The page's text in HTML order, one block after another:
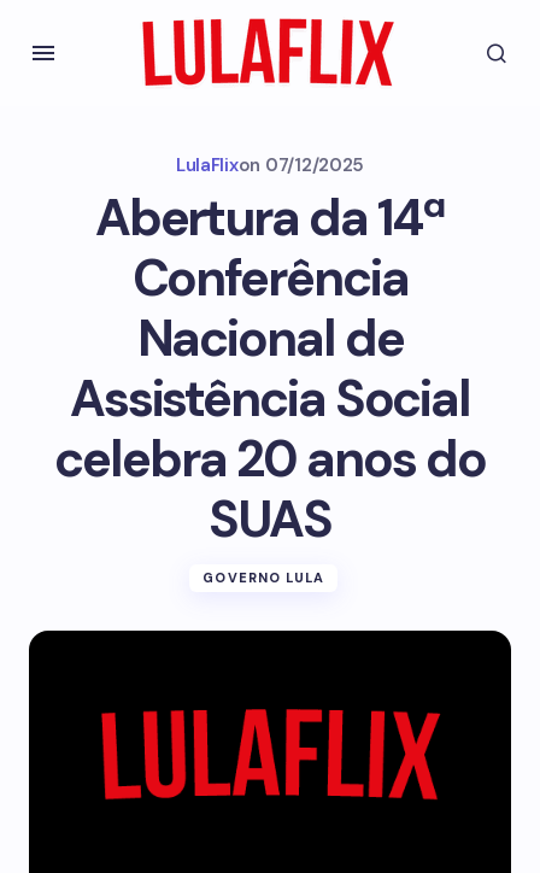
LulaFlixon 07/12/2025
Abertura da 14ª
Conferência
Nacional de
Assistência Social
celebra 20 anos do
SUAS
GOVERNO LULA